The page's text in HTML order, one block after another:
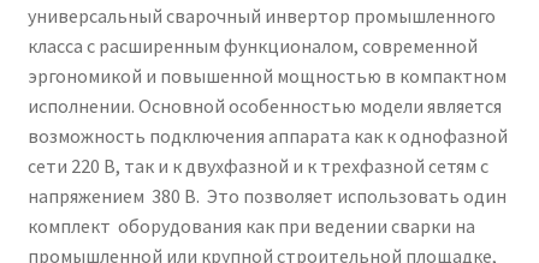
универсальный сварочный инвертор промышленного
класса с расширенным функционалом, современной
эргономикой и повышенной мощностью в компактном
исполнении. Основной особенностью модели является
возможность подключения аппарата как к однофазной
сети 220 В, так и к двухфазной и к трехфазной сетям с
напряжением 380 В. Это позволяет использовать один
комплект оборудования как при ведении сварки на
промышленной или крупной строительной площадке,